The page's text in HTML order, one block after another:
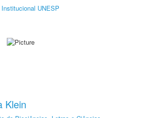
UNESP
Klein